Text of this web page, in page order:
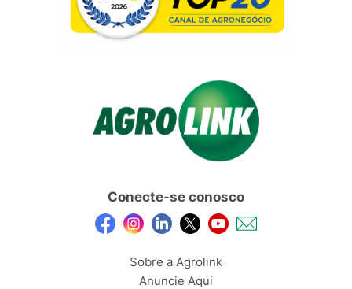
Conecte-se conosco
Sobre a Agrolink
Anuncie Aqui